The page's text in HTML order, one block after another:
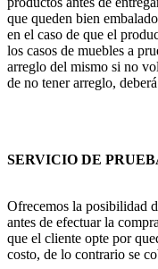
que queden bien
en el caso de que el
los casos de muebles a
arreglo del mismo si no
de no tener arreglo,
SERVICIO DE
Ofrecemos la posibilidad
antes de efectuar la
que el cliente opte por
costo, de lo contrario se